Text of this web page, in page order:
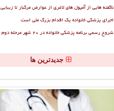
ناگفته هایی از آمپول های لاغری از عوارض مرگبار تا زیبایی
اجرای پزشکی خانواده یک اقدام بزرگ ملی است
شروع رسمی برنامه پزشکی خانواده در ۲۰ شهر مرحله دوم
جدیدترین ها